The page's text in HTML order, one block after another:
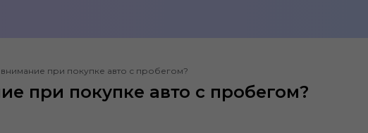
при покупке авто с пробегом?
при покупке авто с пробегом?